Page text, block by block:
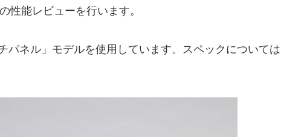
性能レビューを行います。
パネル」モデルを使用しています。スペックについては